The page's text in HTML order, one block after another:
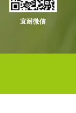
宜耐微信